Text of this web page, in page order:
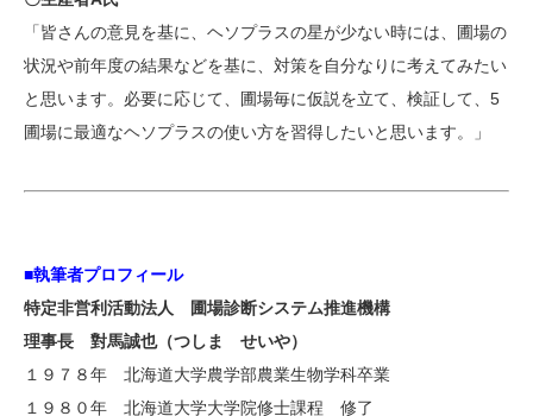
「皆さんの意見を基に、ヘソプラスの星が少ない時には、圃場の
状況や前年度の結果などを基に、対策を自分なりに考えてみたい
と思います。必要に応じて、圃場毎に仮説を立て、検証して、5
圃場に最適なヘソプラスの使い方を習得したいと思います。」
■執筆者プロフィール
特定非営利活動法人 圃場診断システム推進機構
理事長 對馬誠也（つしま せいや）
１９７８年 北海道大学農学部農業生物学科卒業
１９８０年 北海道大学大学院修士課程 修了